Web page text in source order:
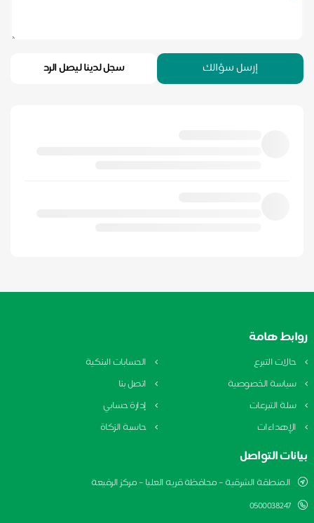
إرسل سؤالك سجل لدينا ليصل الرد
روابط هامة
حالات التبرع
الحسابات البنكية
سياسة الخصوصية
اتصل بنا
سلة التبرعات
إدارة حسابي
الإهداءات
حاسبة الزكاة
بيانات التواصل
المنطقة الشرقية – محافظة قريه العليا – مركز الرفيعة
0500038247